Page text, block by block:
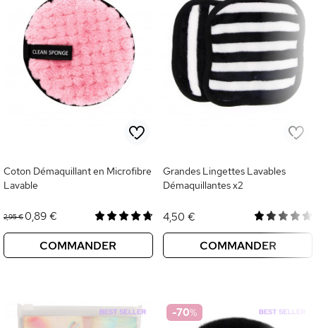
Coton Démaquillant en Microfibre
Lavable
2,95 €0,89 €
COMMANDER
Grandes Lingettes Lavables
Démaquillantes x2
4,50 €
COMMANDER
-70%